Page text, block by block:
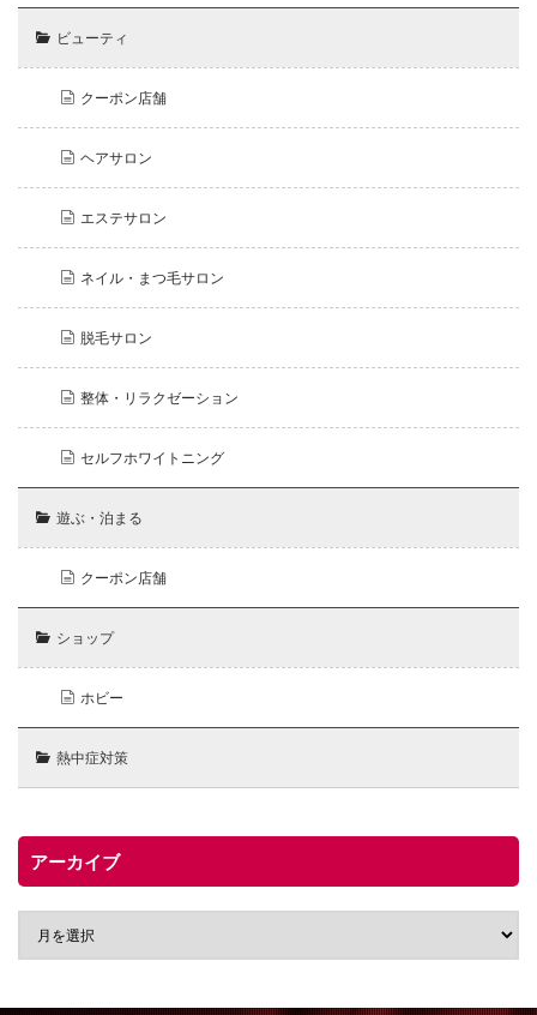
ビューティ
クーポン店舗
ヘアサロン
エステサロン
ネイル・まつ毛サロン
脱毛サロン
整体・リラクゼーション
セルフホワイトニング
遊ぶ・泊まる
クーポン店舗
ショップ
ホビー
熱中症対策
アーカイブ